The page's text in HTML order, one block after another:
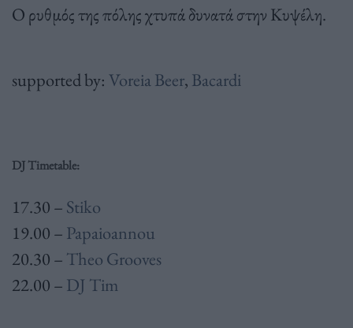
Ο ρυθμός της πόλης χτυπά δυνατά στην Κυψέλη.
supported by: Voreia Beer, Bacardi
DJ Timetable:
17.30 – Stiko
19.00 – Papaioannou
20.30 – Theo Grooves
22.00 – DJ Tim